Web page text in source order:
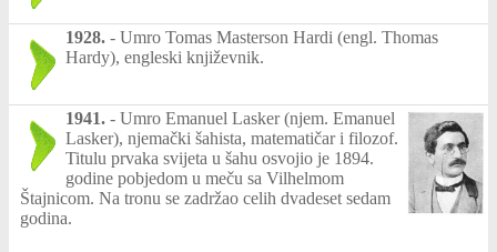
1928. - Umro Tomas Masterson Hardi (engl. Thomas
Hardy), engleski književnik.
1941. - Umro Emanuel Lasker (njem. Emanuel
Lasker), njemački šahista, matematičar i filozof.
Titulu prvaka svijeta u šahu osvojio je 1894.
godine pobjedom u meču sa Vilhelmom
Štajnicom. Na tronu se zadržao celih dvadeset sedam
godina.